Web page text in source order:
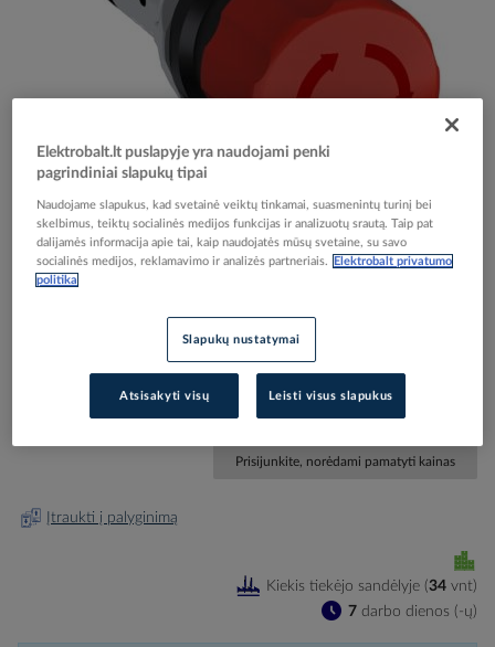
Skip
the
beginning
Reali prekė gali skirtis nuo pavaizduotos nuotraukoje
Mygtukas avarinio išjungimo raudonas 2nc CE3T-
10R-02 - ABB
Elektrobalt prekės kodas
7320500556610
Prisijunkite, norėdami pamatyti kainas
Įtraukti į palyginimą
7 darbo dienos (-ų)
Kiekis tiekėjo sandėlyje (34 vnt)
Elektrobalt.lt puslapyje yra naudojami penki
pagrindiniai slapukų tipai
Naudojame slapukus, kad svetainė veiktų tinkamai, suasmenintų turinį bei
skelbimus, teiktų socialinės medijos funkcijas ir analizuotų srautą. Taip pat
dalijamės informacija apie tai, kaip naudojatės mūsų svetaine, su savo
socialinės medijos, reklamavimo ir analizės partneriais.
Elektrobalt privatumo
politika
Slapukų nustatymai
Atsisakyti visų Leisti visus slapukus